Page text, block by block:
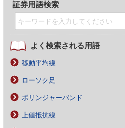
証券用語検索
よく検索される用語
移動平均線
ローソク足
ボリンジャーバンド
上値抵抗線